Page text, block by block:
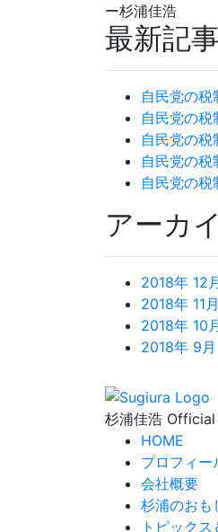
ー杉浦佳浩
最新記事
自民党の税
自民党の税
自民党の税
自民党の税
自民党の税
アーカ
2018年 12
2018年 11月
2018年 10
2018年 9月
杉浦佳浩
HOME
プロフィー
会社概要
杉浦のおも
トピック